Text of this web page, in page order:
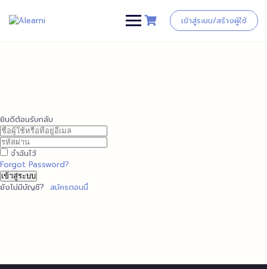
content
เข้าสู่ระบบ/สร้างผู้ใช้
ยินดีต้อนรับกลับ
จำฉันไว้
Forgot Password?
เข้าสู่ระบบ
ยังไม่มีบัญชี? สมัครตอนนี้